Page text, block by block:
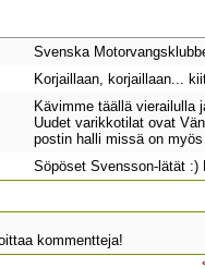
Svenska
Korjaillaan, korjaillaan...
Kävimme täällä vierailulla
Uudet varikkotilat ovat
postin halli missä on
Söpöset Svensson-lätät :)
kommentteja!